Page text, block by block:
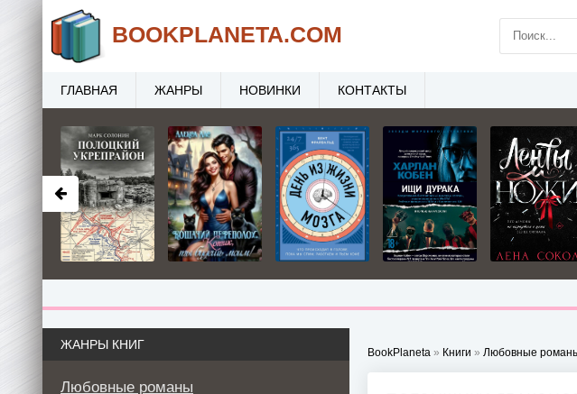
BookPlaneta » Книги » Любовные
ЖАНРЫ КНИГ
Любовные романы
BOOKPLANETA.COM
ГЛАВНАЯ ЖАНРЫ НОВИНКИ КОНТАКТЫ